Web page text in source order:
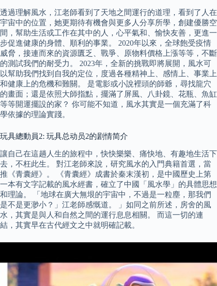
透過理解風水，江老師看到了天地之間運行的道理，看到了人在
宇宙中的位置，她更期待有機會與更多人分享所學，創建優勝空
間，幫助生活或工作在其中的人，心平氣和、愉快友善，更進一
步促進健康的身體、順利的事業。 2020年以來，全球飽受疫情
威脅，接連而來的資源匱乏、戰爭、原物料價格上漲等等，不斷
的測試我們的耐受力。 2023年，全新的挑戰即將展開，風水可
以幫助我們找到自我的定位，度過各種精神上、感情上、事業上
和健康上的危機和難關。 是電影或小說裡頭的師爺，尋找龍穴
的畫面；還是依照大師指點，擺滿了屏風、八卦鏡、花瓶、魚缸
等等開運擺設的家？ 你可能不知道，風水其實是一個充滿了科
學依據的理論實踐。
玩具總動員2: 玩具总动员2的剧情简介
讓自己在這趟人生的旅程中，快快樂樂、痛快地、有趣地生活下
去，不枉此生。 對江老師來說，研究風水的入門典籍首選，當
推《青囊經》。 《青囊經》成書於秦末漢初，是中國歷史上第
一本有文字記載的風水經書，確立了中國「風水學」的具體思想
和理論。 「地球在廣大無垠的宇宙中，不過是⼀粒塵，那我們
是不是更渺小？」江老師感慨道。 」如同之前所述，房舍的風
水，其實是與人和自然之間的運行息息相關。 而這一切的連
結，其實早在古代經文之中就明確記載。